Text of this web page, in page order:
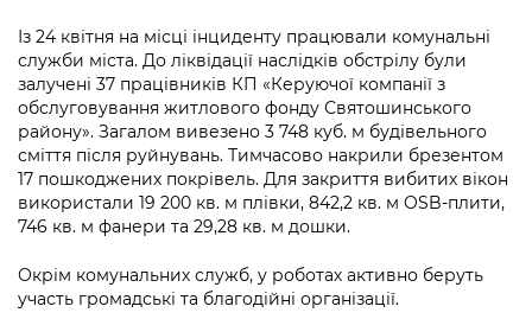
Із 24 квітня на місці інциденту працювали комунальні
служби міста. До ліквідації наслідків обстрілу були
залучені 37 працівників КП «Керуючої компанії з
обслуговування житлового фонду Святошинського
району». Загалом вивезено 3 748 куб. м будівельного
сміття після руйнувань. Тимчасово накрили брезентом
17 пошкоджених покрівель. Для закриття вибитих вікон
використали 19 200 кв. м плівки, 842,2 кв. м OSB-плити,
746 кв. м фанери та 29,28 кв. м дошки.
Окрім комунальних служб, у роботах активно беруть
участь громадські та благодійні організації.